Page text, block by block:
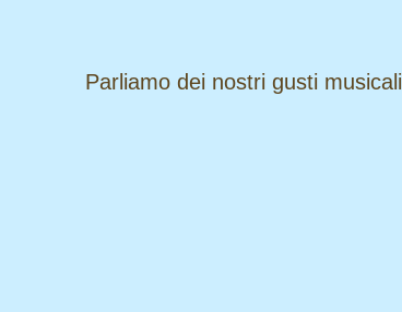
​​​​​​​Parliamo dei nostri gusti musicali